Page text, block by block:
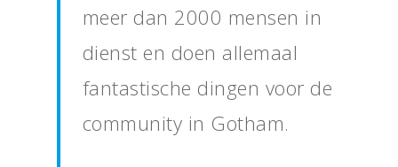
meer dan 2000 mensen in
dienst en doen allemaal
fantastische dingen voor de
community in Gotham.